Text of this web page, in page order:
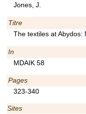
Jones, J.
Titre
The textiles at Abydos:
In
MDAIK 58
Pages
323-340
Sites